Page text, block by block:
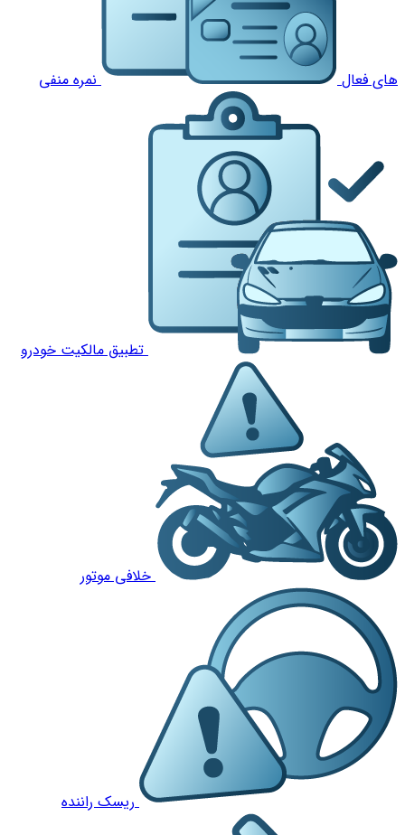
های فعال نمره منفی
تطبیق مالکیت خودرو
خلافی موتور
ریسک راننده